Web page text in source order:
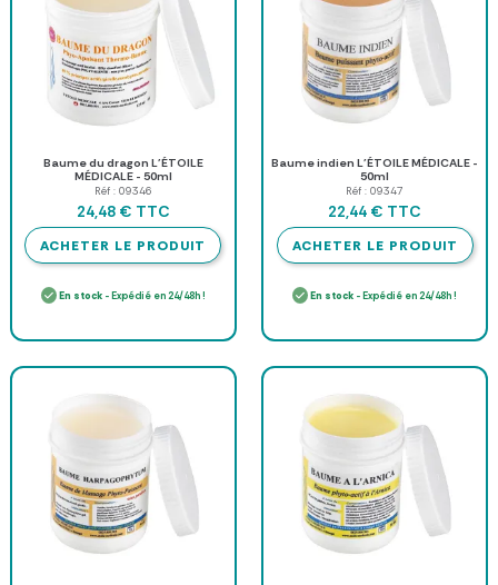
Baume du dragon L'ÉTOILE
MÉDICALE - 50ml
Réf : 09346
24,48 € TTC
ACHETER LE PRODUIT
En stock- Expédié en 24/48h !
Baume indien L'ÉTOILE MÉDICALE -
50ml
Réf : 09347
22,44 € TTC
ACHETER LE PRODUIT
En stock - Expédié en 24/48h !